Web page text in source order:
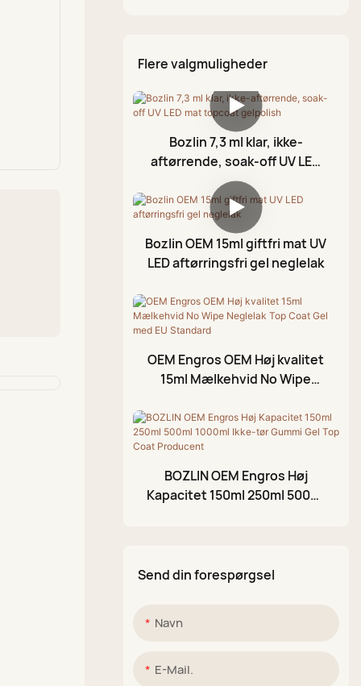
Diamant toplak
Gummi toplak
Toplak uden aftørring
Glitter Gel Sæt
Krom flydende Aurora-
Diamantlim Gel
Malergel
Blomstrende Gel
Knækgel
Stempelgel
Neglebåndsolie
Folie Gel
3D-modelleringsgel
Knækket gelpolering
Akrylmalingpen
Glitrende mudderpalet
Flere valgmuligheder
Bozlin 7,3 ml klar, ikke-
aftørrende, soak-off UV LED
mat topcoat gelpolish
Bozlin OEM 15ml giftfri mat UV
LED aftørringsfri gel neglelak
OEM Engros OEM Høj kvalitet
15ml Mælkehvid No Wipe
EU Standard
BOZLIN OEM Engros Høj
Kapacitet 150ml 250ml 500ml
Send din forespørgsel
Navn
E-Mail.